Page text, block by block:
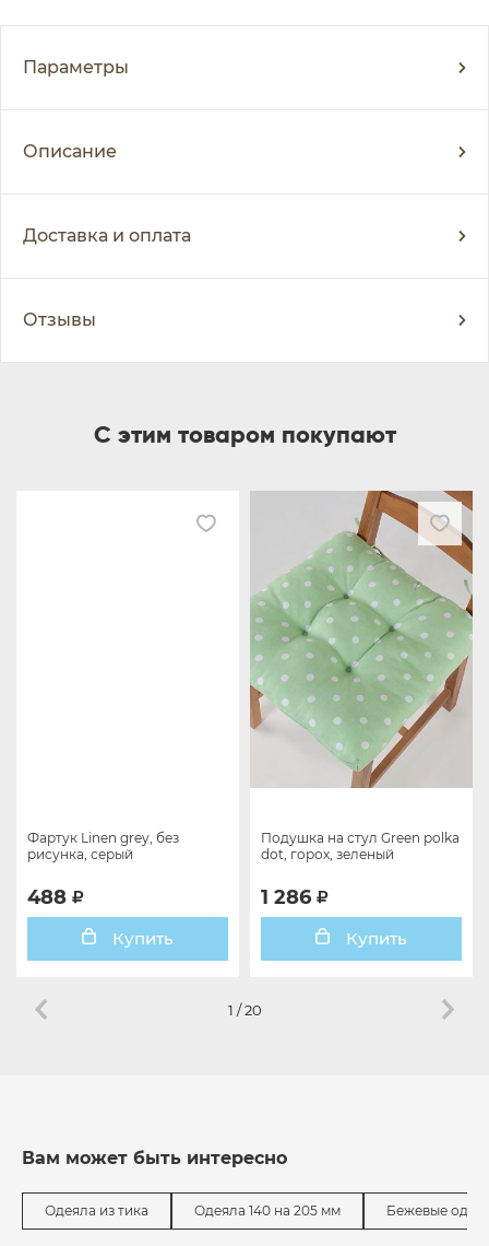
Параметры
Описание
Доставка и оплата
Отзывы
С этим товаром покупают
Фартук Linen grey, без
рисунка, серый
488
Купить
Подушка на стул Green polka
dot, горох, зеленый
1 286
Купить
1 /20
Вам может быть интересно
Одеяла из тика Одеяла 140 на 205 мм Бежевые